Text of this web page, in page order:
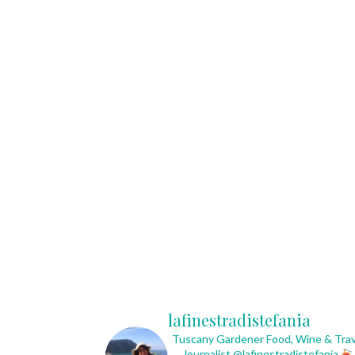
lafinestradistefania
Tuscany GardenerFood, Wine &